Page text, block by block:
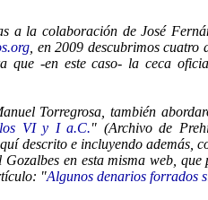
a la colaboración de José
, en 2009 descubrimos
que -en este caso- la ceca
Torregrosa, también
VI y I a.C." (Archivo de
descrito e incluyendo además,
en esta misma web,
"Algunos denarios forrados